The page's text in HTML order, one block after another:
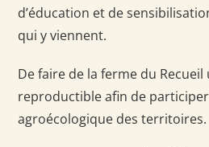
d’éducation et de
qui y viennent.
De faire de la ferme du
reproductible afin de
agroécologique des territoires.